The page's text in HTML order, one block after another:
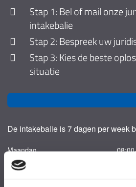
Stap 1: Bel of mail onze
intakebalie
Stap 2: Bespreek uw
Stap 3: Kies de beste
situatie
De intakebalie is 7 dagen per week
Maandag
Dinsdag
Woensdag
Donderdag